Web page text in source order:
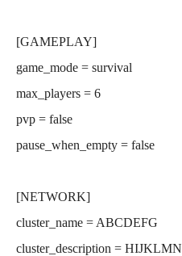
[GAMEPLAY]
game_mode = survival
max_players = 6
pvp = false
pause_when_empty = false
[NETWORK]
cluster_name = ABCDEFG
cluster_description = HIJKLMN